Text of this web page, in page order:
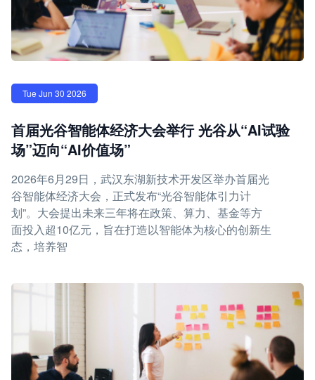
Tue Jun 30 2026
首届光谷智能体经济大会举行 光谷从“AI试验
场”迈向“AI价值场”
2026年6月29日，武汉东湖新技术开发区举办首届光
谷智能体经济大会，正式发布“光谷智能体引力计
划”。大会提出未来三年将在政策、算力、基金等方
面投入超10亿元，旨在打造以智能体为核心的创新生
态，培养智